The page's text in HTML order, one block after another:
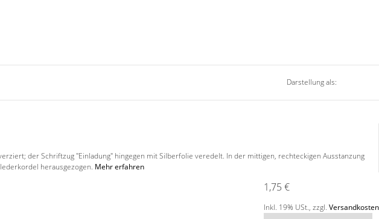
Darstellung als:
der Schriftzug "Einladung" hingegen mit Silberfolie veredelt. In der mittigen, rechteckigen Ausstanzung
herausgezogen. Mehr erfahren
1,75 €
Inkl. 19% USt., zzgl. Versandkosten